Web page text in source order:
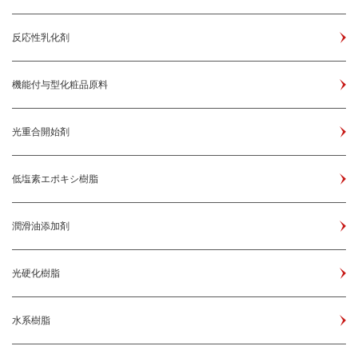
反応性乳化剤
機能付与型化粧品原料
光重合開始剤
低塩素エポキシ樹脂
潤滑油添加剤
光硬化樹脂
水系樹脂